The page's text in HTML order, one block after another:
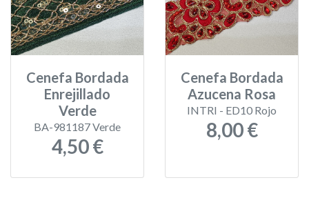
Cenefa Bordada
Enrejillado
Verde
BA-981187 Verde
4,50 €
Cenefa Bordada
Azucena Rosa
INTRI - ED10 Rojo
8,00 €